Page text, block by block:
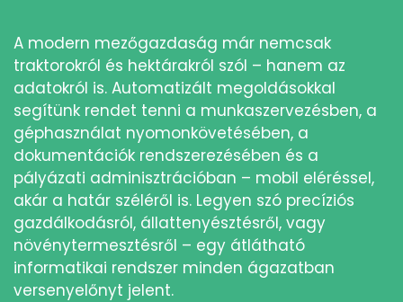
A modern mezőgazdaság már nemcsak
traktorokról és hektárakról szól – hanem az
adatokról is. Automatizált megoldásokkal
segítünk rendet tenni a munkaszervezésben, a
géphasználat nyomonkövetésében, a
dokumentációk rendszerezésében és a
pályázati adminisztrációban – mobil eléréssel,
akár a határ széléről is. Legyen szó precíziós
gazdálkodásról, állattenyésztésről, vagy
növénytermesztésről – egy átlátható
informatikai rendszer minden ágazatban
versenyelőnyt jelent.